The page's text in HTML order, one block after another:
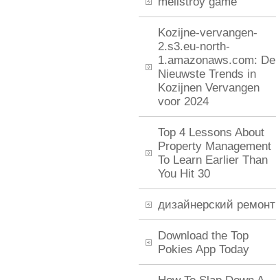
Kozijne-vervangen-
2.s3.eu-north-
1.amazonaws.com: De
Nieuwste Trends in
Kozijnen Vervangen
voor 2024
Top 4 Lessons About
Property Management
To Learn Earlier Than
You Hit 30
дизайнерский ремонт
Download the Top
Pokies App Today